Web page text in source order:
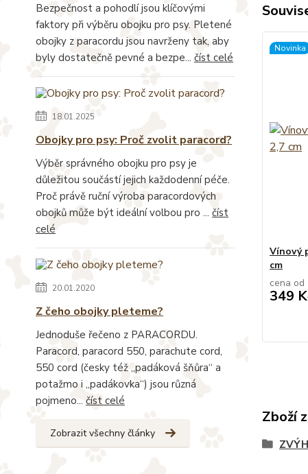
Bezpečnost a pohodlí jsou klíčovými
faktory při výběru obojku pro psy. Pletené
obojky z paracordu jsou navrženy tak, aby
byly dostatečně pevné a bezpe... číst celé
18.01.2025
Obojky pro psy: Proč zvolit paracord?
Výběr správného obojku pro psy je
důležitou součástí jejich každodenní péče.
Proč právě ruční výroba paracordových
obojků může být ideální volbou pro ... číst
celé
20.01.2020
Z čeho obojky pleteme?
Jednoduše řečeno z PARACORDU.
Paracord, paracord 550, parachute cord,
550 cord (česky též „padáková šňůra“ a
potažmo i „padákovka“) jsou různá
pojmeno... číst celé
Zobrazit všechny články
Novinka
Vínový
cm
cena od
349
Zboží